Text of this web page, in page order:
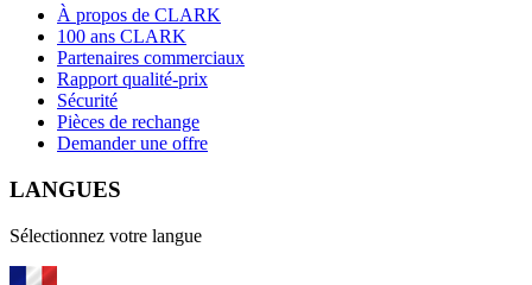
À propos de CLARK
100 ans CLARK
Partenaires commerciaux
Rapport qualité-prix
Sécurité
Pièces de rechange
Demander une offre
LANGUES
Sélectionnez votre langue